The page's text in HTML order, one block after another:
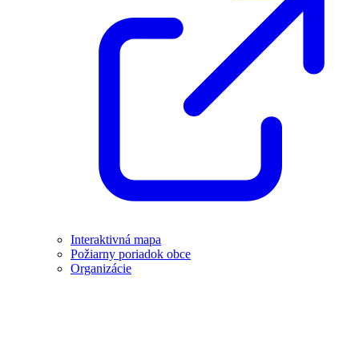
Interaktivná mapa
Požiarny poriadok obce
Organizácie